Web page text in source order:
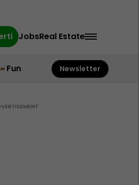
JobsReal Estate
Fun Newsletter